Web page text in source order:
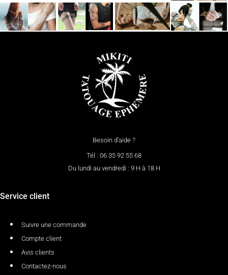
Besoin d’aide ?
Tél : 06 35 92 55 68
Du lundi au vendredi : 9 H à 18 H
Service client
Suivre une commande
Compte client
Avis clients
Contactez-nous